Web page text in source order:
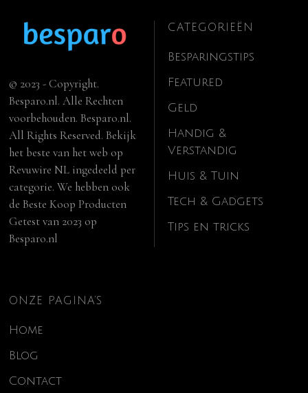
© 2023 - Copyright.
Besparo.nl. Alle Rechten
voorbehouden. Besparo.nl.
All Rights Reserved. Bekijk
het beste van het web op
Revuwire NL ingedeeld per
categorie. We hebben ook
deBeste Koop Producten
Getest van 2023 op
Besparo.nl
CATEGORIEËN
Besparingstips
Featured
Geld
Handig &
Verstandig
Huis & Tuin
Tech & Gadgets
Tips en tricks
ONZE PAGINA’S
Home
Blog
Contact